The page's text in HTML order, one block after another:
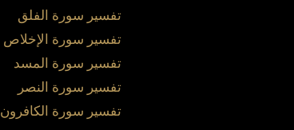
تفسير سورة الفلق
تفسير سورة الإخلاص
تفسير سورة المسد
تفسير سورة النصر
تفسير سورة الكافرون